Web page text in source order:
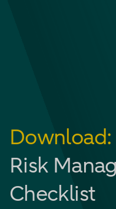
Download:
Risk
Checklist